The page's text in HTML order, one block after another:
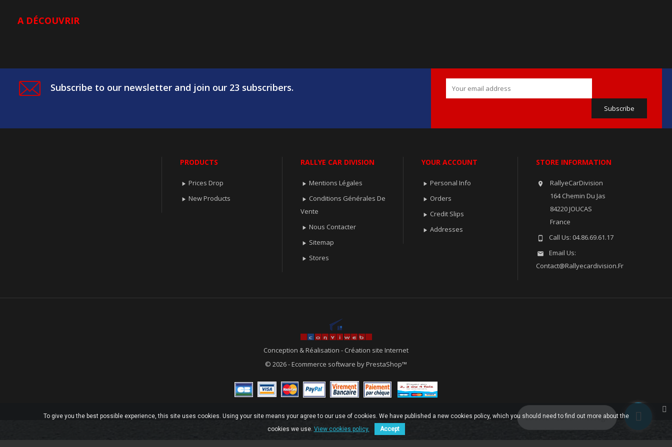
Laissez-nous un message
A DÉCOUVRIR
Subscribe to our newsletter and join our 23 subscribers.
PRODUCTS
 Prices Drop
 New Products
RALLYE CAR DIVISION
 Mentions Légales
 Conditions Générales De
Vente
 Nous Contacter
 Sitemap
 Stores
YOUR ACCOUNT
 Personal Info
 Orders
 Credit Slips
 Addresses
STORE INFORMATION

RallyeCarDivision
164 Chemin Du Jas
84220 JOUCAS
France
 Call Us: 04.86.69.61.17

Email Us:
Contact@rallyecardivision.fr
Conception & Réalisation - Création site Internet
© 2026 - Ecommerce software by PrestaShop™
To give you the best possible experience, this site uses cookies. Using your site means your agree to our use of cookies. We have published a new cookies policy, which you should need to find out more about the
cookies we use. View cookies policy. Accept